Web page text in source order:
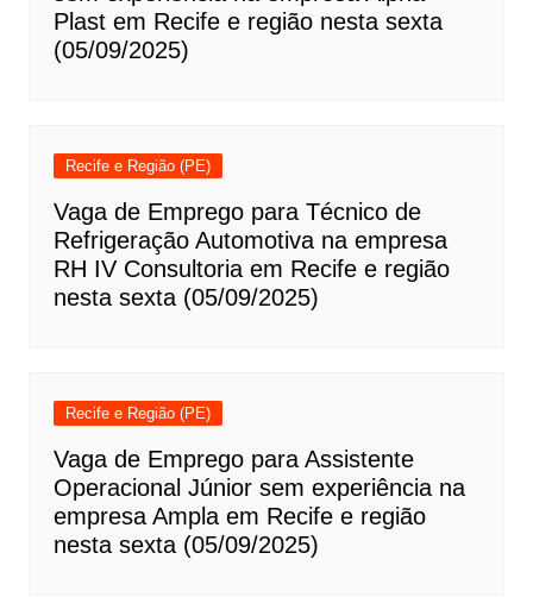
Plast em Recife e região nesta sexta
(05/09/2025)
Recife e Região (PE)
Vaga de Emprego para Técnico de
Refrigeração Automotiva na empresa
RH IV Consultoria em Recife e região
nesta sexta (05/09/2025)
Recife e Região (PE)
Vaga de Emprego para Assistente
Operacional Júnior sem experiência na
empresa Ampla em Recife e região
nesta sexta (05/09/2025)